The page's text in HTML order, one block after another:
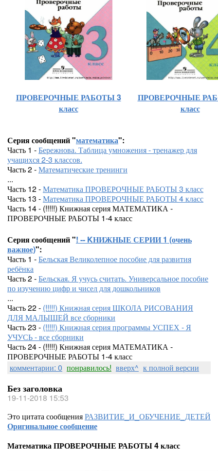
ПРОВЕРОЧНЫЕ РАБОТЫ 3
класс
ПРОВЕРОЧНЫЕ
класс
Серия сообщений "математика":
Часть 1 -Бережнова. Таблица умножения - тренажер для
учащихся 2-3 классов.
Часть 2 -Математические тренинги
...
Часть 12 -Математика ПРОВЕРОЧНЫЕ РАБОТЫ 3 класс
Часть 13 -Математика ПРОВЕРОЧНЫЕ РАБОТЫ 4 класс
Часть 14 - (!!!!!) Книжная серия МАТЕМАТИКА -
ПРОВЕРОЧНЫЕ РАБОТЫ 1-4 класс
Серия сообщений "! -- KНИЖНЫЕ СЕРИИ 1 (очень
важное)":
Часть 1 -Бельская Великолепное пособие для развития
ребёнка
Часть 2 -Бельская. Я учусь считать. Универсальное пособие
по изучению цифр и чисел для дошкольников
...
Часть 22 - (!!!!!) Книжная серия ШКОЛА РИСОВАНИЯ
ДЛЯ МАЛЫШЕЙ все сборники
Часть 23 - (!!!!!) Книжная серия программы УСПЕХ - Я
УЧУСЬ - все сборники
Часть 24 - (!!!!!) Книжная серия МАТЕМАТИКА -
ПРОВЕРОЧНЫЕ РАБОТЫ 1-4 класс
комментарии: 0 понравилось! вверх^ к полной версии
Без заголовка
19-11-2018 15:53
Это цитата сообщенияРАЗВИТИЕ_И_ОБУЧЕНИЕ_ДЕТЕЙ
Оригинальное сообщение
Математика ПРОВЕРОЧНЫЕ РАБОТЫ 4 класс